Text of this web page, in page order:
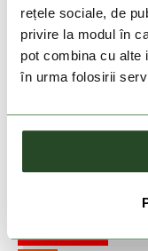
rețele sociale, de
privire la modul în
pot combina cu alte
în urma folosirii